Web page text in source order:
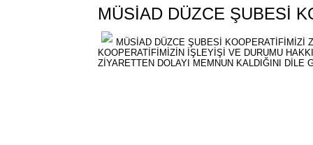
MÜSİAD DÜZCE ŞUBESİ
MÜSİAD DÜZCE ŞUBESİ KOOPERATİFİMİZİ
KOOPERATİFİMİZİN İŞLEYİŞİ VE DURUMU
ZİYARETTEN DOLAYI MEMNUN KALDIĞINI DİLE